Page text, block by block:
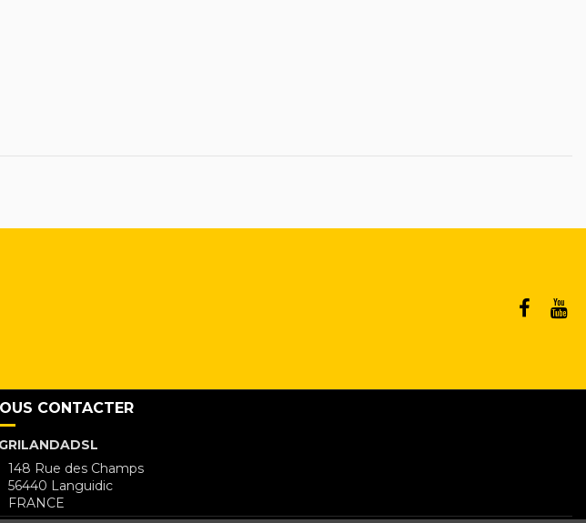
CONTACTER
148 Rue des Champs
56440 Languidic
FRANCE